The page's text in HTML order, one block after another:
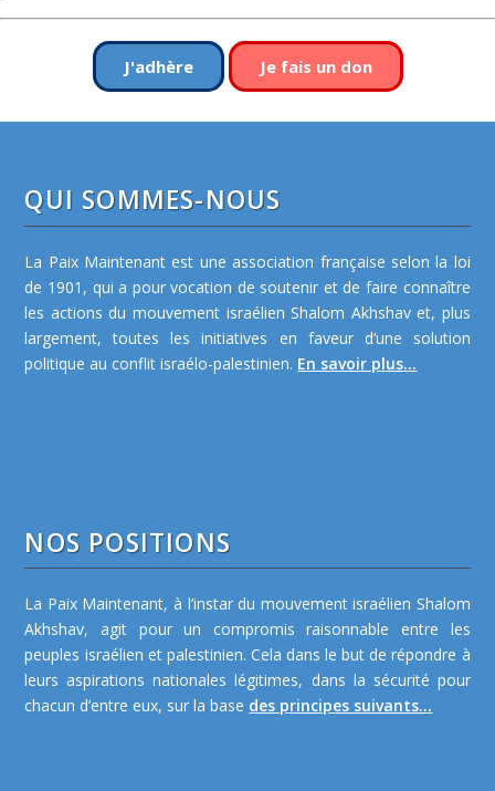
J'adhère Je fais un don
QUI SOMMES-NOUS
La Paix Maintenant est une association française selon la loi
de 1901, qui a pour vocation de soutenir et de faire connaître
les actions du mouvement israélien Shalom Akhshav et, plus
largement, toutes les initiatives en faveur d’une solution
politique au conflit israélo-palestinien. En savoir plus...
NOS POSITIONS
La Paix Maintenant, à l’instar du mouvement israélien Shalom
Akhshav, agit pour un compromis raisonnable entre les
peuples israélien et palestinien. Cela dans le but de répondre à
leurs aspirations nationales légitimes, dans la sécurité pour
chacun d’entre eux, sur la base des principes suivants...